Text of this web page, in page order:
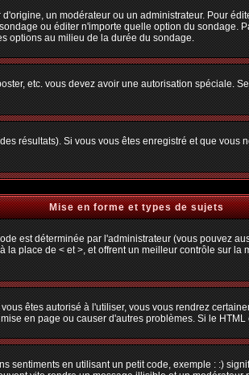
un modérateur ou un administrateur. Pour
ou éditer n'importe quelle option du sondage.
options au milieu de la durée du sondage.
etc. vous devez avoir une autorisation spéciale.
résultats). Si vous vous êtes enregistré et que
Mise en forme et types de sujets
est déterminée par l'administrateur (vous pouvez
place de < et >, et offrent un meilleur contrôle sur
êtes autorisé à l'utiliser, vous vous rendrez
en page ou causer d'autres problèmes. Si le
en utilisant un petit code, exemple : :)